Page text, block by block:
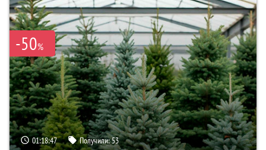
-50%
01:18:46 Получили:53